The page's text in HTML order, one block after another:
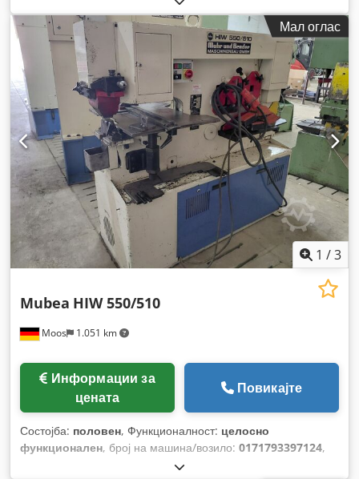
Мал оглас
1 /3
Moos 1.051 km
Mubea HIW 550/510
цената
Повикајте
Состојба: половен, Функционалност: целосно
функционален, број на машина/возило: 0171793397124,
, влезна фреквенција: